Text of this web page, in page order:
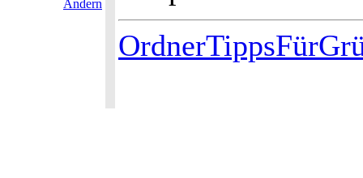
Ändern